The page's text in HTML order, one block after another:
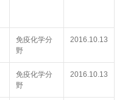
免疫化学分
野
2016.10.13
免疫化学分
野
2016.10.13